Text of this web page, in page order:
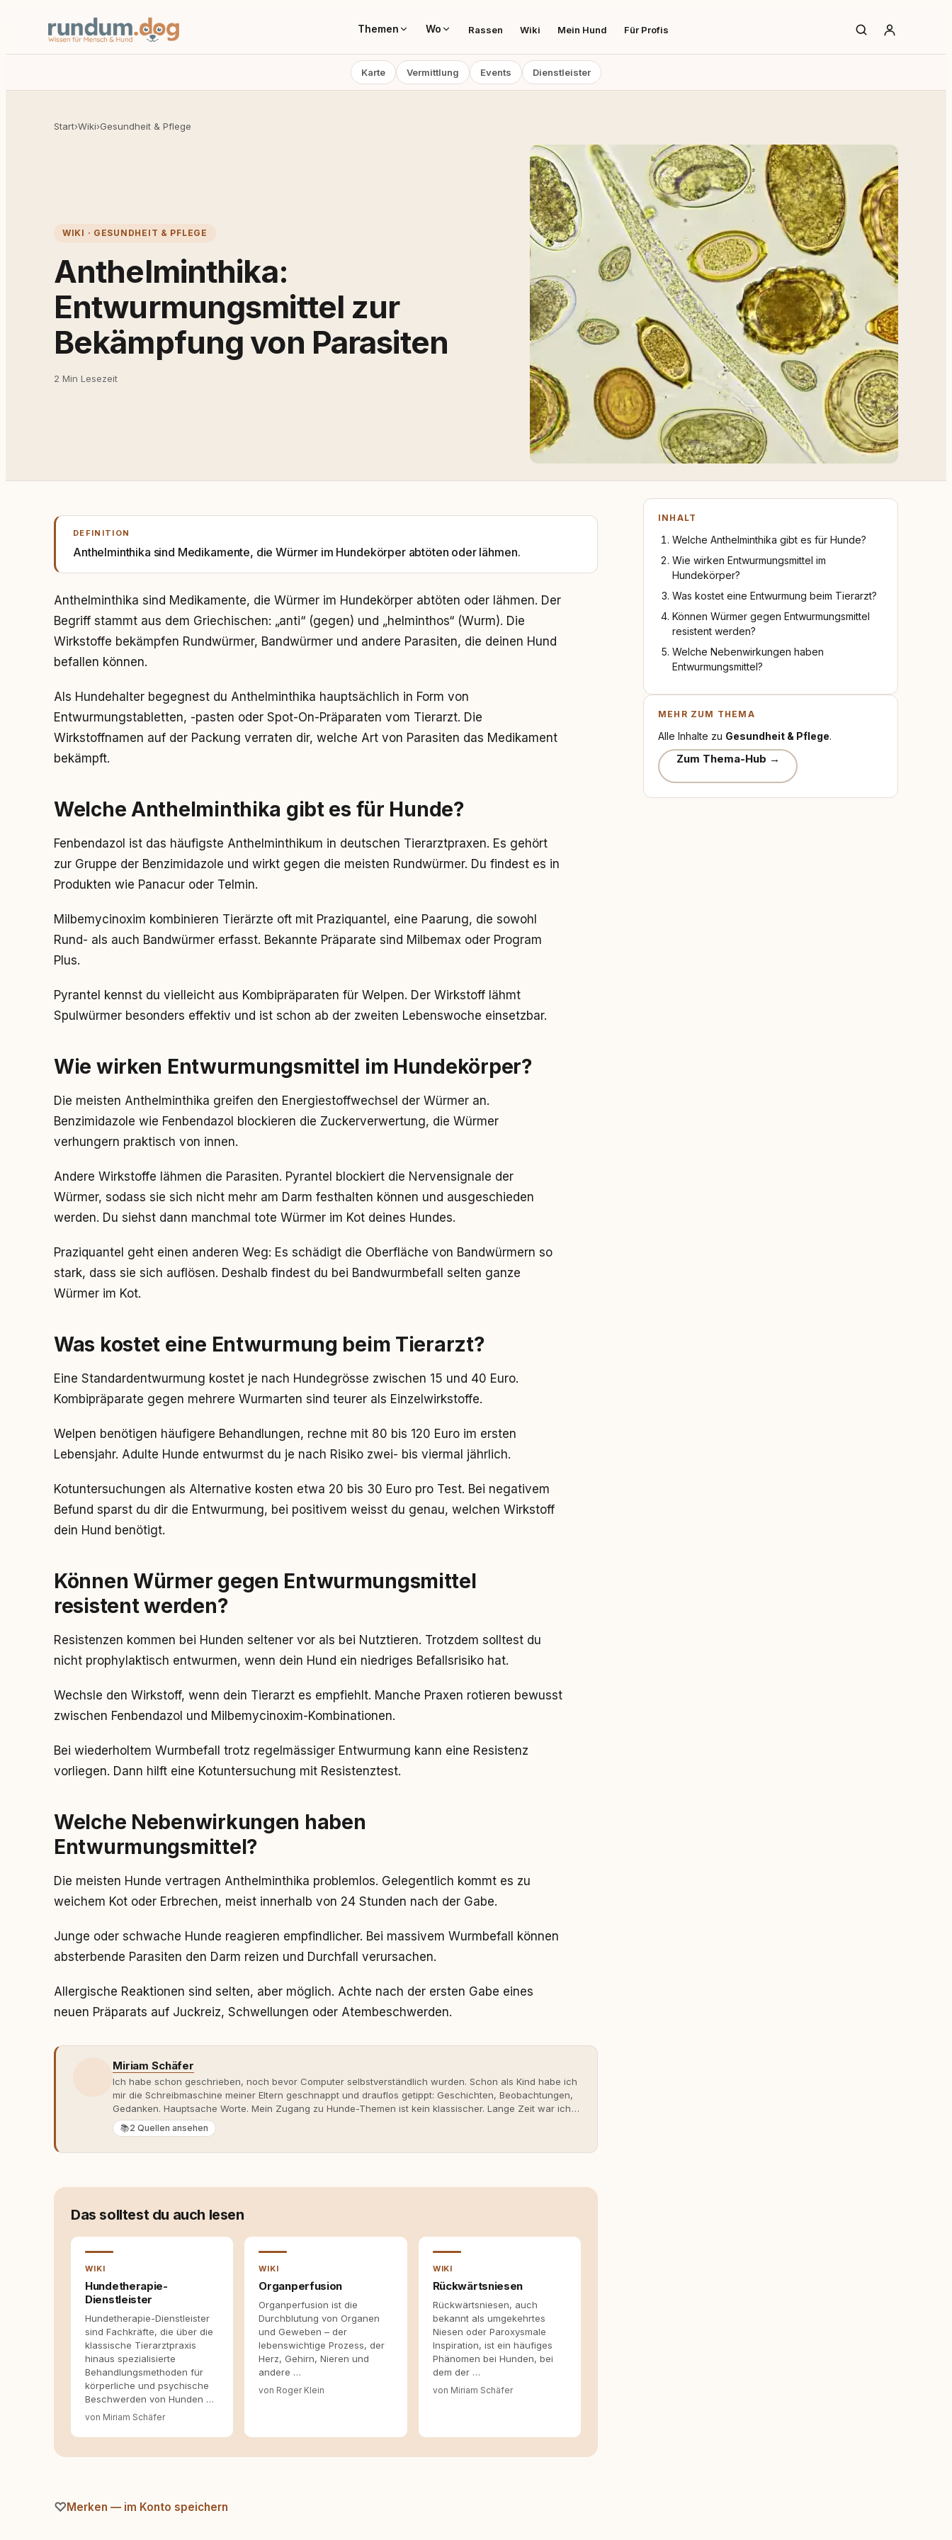
Themen Wo Rassen Wiki Mein Hund Für Profis
Karte Vermittlung Events Dienstleister
Start›Wiki›Gesundheit & Pflege
WIKI · GESUNDHEIT & PFLEGE
Anthelminthika:
Entwurmungsmittel zur
Bekämpfung von Parasiten
2 Min Lesezeit
DEFINITION
Anthelminthika sind Medikamente, die Würmer im Hundekörper abtöten oder lähmen.
Anthelminthika sind Medikamente, die Würmer im Hundekörper abtöten oder lähmen. Der
Begriff stammt aus dem Griechischen: „anti“ (gegen) und „helminthos“ (Wurm). Die
Wirkstoffe bekämpfen Rundwürmer, Bandwürmer und andere Parasiten, die deinen Hund
befallen können.
Als Hundehalter begegnest du Anthelminthika hauptsächlich in Form von
Entwurmungstabletten, -pasten oder Spot-On-Präparaten vom Tierarzt. Die
Wirkstoffnamen auf der Packung verraten dir, welche Art von Parasiten das Medikament
bekämpft.
Welche Anthelminthika gibt es für Hunde?
Fenbendazol ist das häufigste Anthelminthikum in deutschen Tierarztpraxen. Es gehört
zur Gruppe der Benzimidazole und wirkt gegen die meisten Rundwürmer. Du findest es in
Produkten wie Panacur oder Telmin.
Milbemycinoxim kombinieren Tierärzte oft mit Praziquantel, eine Paarung, die sowohl
Rund- als auch Bandwürmer erfasst. Bekannte Präparate sind Milbemax oder Program
Plus.
Pyrantel kennst du vielleicht aus Kombipräparaten für Welpen. Der Wirkstoff lähmt
Spulwürmer besonders effektiv und ist schon ab der zweiten Lebenswoche einsetzbar.
Wie wirken Entwurmungsmittel im Hundekörper?
Die meisten Anthelminthika greifen den Energiestoffwechsel der Würmer an.
Benzimidazole wie Fenbendazol blockieren die Zuckerverwertung, die Würmer
verhungern praktisch von innen.
Andere Wirkstoffe lähmen die Parasiten. Pyrantel blockiert die Nervensignale der
Würmer, sodass sie sich nicht mehr am Darm festhalten können und ausgeschieden
werden. Du siehst dann manchmal tote Würmer im Kot deines Hundes.
Praziquantel geht einen anderen Weg: Es schädigt die Oberfläche von Bandwürmern so
stark, dass sie sich auflösen. Deshalb findest du bei Bandwurmbefall selten ganze
Würmer im Kot.
Was kostet eine Entwurmung beim Tierarzt?
Eine Standardentwurmung kostet je nach Hundegrösse zwischen 15 und 40 Euro.
Kombipräparate gegen mehrere Wurmarten sind teurer als Einzelwirkstoffe.
Welpen benötigen häufigere Behandlungen, rechne mit 80 bis 120 Euro im ersten
Lebensjahr. Adulte Hunde entwurmst du je nach Risiko zwei- bis viermal jährlich.
Kotuntersuchungen als Alternative kosten etwa 20 bis 30 Euro pro Test. Bei negativem
Befund sparst du dir die Entwurmung, bei positivem weisst du genau, welchen Wirkstoff
dein Hund benötigt.
Können Würmer gegen Entwurmungsmittel
resistent werden?
Resistenzen kommen bei Hunden seltener vor als bei Nutztieren. Trotzdem solltest du
nicht prophylaktisch entwurmen, wenn dein Hund ein niedriges Befallsrisiko hat.
Wechsle den Wirkstoff, wenn dein Tierarzt es empfiehlt. Manche Praxen rotieren bewusst
zwischen Fenbendazol und Milbemycinoxim-Kombinationen.
Bei wiederholtem Wurmbefall trotz regelmässiger Entwurmung kann eine Resistenz
vorliegen. Dann hilft eine Kotuntersuchung mit Resistenztest.
Welche Nebenwirkungen haben
Entwurmungsmittel?
Die meisten Hunde vertragen Anthelminthika problemlos. Gelegentlich kommt es zu
weichem Kot oder Erbrechen, meist innerhalb von 24 Stunden nach der Gabe.
Junge oder schwache Hunde reagieren empfindlicher. Bei massivem Wurmbefall können
absterbende Parasiten den Darm reizen und Durchfall verursachen.
Allergische Reaktionen sind selten, aber möglich. Achte nach der ersten Gabe eines
neuen Präparats auf Juckreiz, Schwellungen oder Atembeschwerden.
Miriam Schäfer
Ich habe schon geschrieben, noch bevor Computer selbstverständlich wurden. Schon als Kind habe ich
mir die Schreibmaschine meiner Eltern geschnappt und drauflos getippt: Geschichten, Beobachtungen,
Gedanken. Hauptsache Worte. Mein Zugang zu Hunde-Themen ist kein klassischer. Lange Zeit war ich
eher skeptisch, geprägt von weniger guten Erfahrungen. Umso mehr hat es mich überrascht, als ich -
dank Roger - erlebt habe, wie verantwortungsvoll und bewusst gute Hundehaltung funktionieren kann.
betreue die Social-Media-Kanäle. Mein Blick richtet sich dabei immer auf das grosse Ganze: Welche
dass sie verständlich, fundiert und für unsere Leser wirklich hilfreich sind? Ich glaube, dass Emotionen
Bereitschaft zum Hinterfragen zusammenkommen. Mit meinen Texten möchte ich genau dazu beitragen.
📚2 Quellen ansehen
Das solltest du auch lesen
WIKI
Hundetherapie-
Dienstleister
Hundetherapie-Dienstleister
sind Fachkräfte, die über die
klassische Tierarztpraxis
hinaus spezialisierte
Behandlungsmethoden für
körperliche und psychische
Beschwerden von Hunden …
von Miriam Schäfer
WIKI
Organperfusion
Organperfusion ist die
Durchblutung von Organen
und Geweben – der
lebenswichtige Prozess, der
Herz, Gehirn, Nieren und
andere …
von Roger Klein
WIKI
Rückwärtsniesen
Rückwärtsniesen, auch
bekannt als umgekehrtes
Niesen oder Paroxysmale
Inspiration, ist ein häufiges
Phänomen bei Hunden, bei
dem der …
von Miriam Schäfer
Merken — im Konto speichern
INHALT
Welche Anthelminthika gibt es für Hunde?
Wie wirken Entwurmungsmittel im
Hundekörper?
Was kostet eine Entwurmung beim Tierarzt?
Können Würmer gegen Entwurmungsmittel
resistent werden?
Welche Nebenwirkungen haben
Entwurmungsmittel?
MEHR ZUM THEMA
Alle Inhalte zu Gesundheit & Pflege.
Zum Thema-Hub →